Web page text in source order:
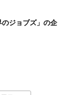
ジョブズ」の企